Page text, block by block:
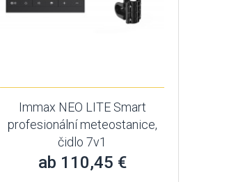
Immax NEO LITE Smart
profesionální meteostanice,
čidlo 7v1
ab 110,45 €